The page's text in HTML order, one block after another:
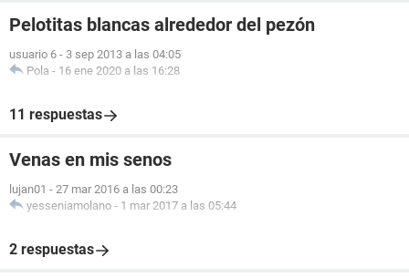
Pelotitas blancas alrededor del pezón
usuario 6 - 3 sep 2013 a las 04:05
Pola - 16 ene 2020 a las 16:28
11 respuestas
Venas en mis senos
lujan01 - 27 mar 2016 a las 00:23
yesseniamolano - 1 mar 2017 a las 05:44
2 respuestas